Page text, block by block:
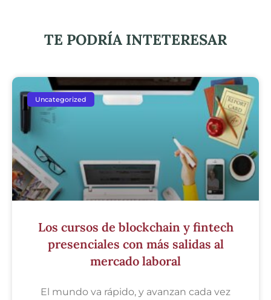
TE PODRÍA INTETERESAR
Uncategorized
Los cursos de blockchain y fintech
presenciales con más salidas al
mercado laboral
El mundo va rápido, y avanzan cada vez